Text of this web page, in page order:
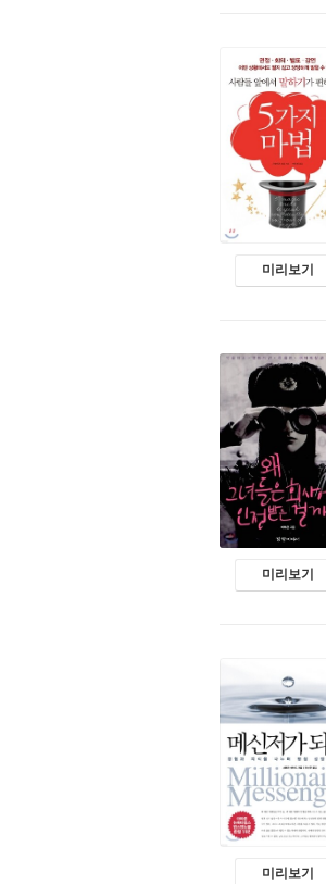
미리보기
미리보기
미리보기